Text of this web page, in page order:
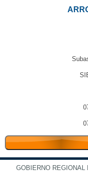
GOBIERNO REGIONAL